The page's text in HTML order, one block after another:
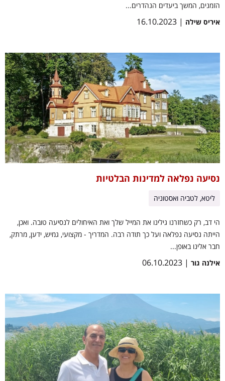
הזמנים, המשך ביעדים הנהדרים...
איריס שילה | 16.10.2023
נסיעה נפלאה למדינות הבלטיות
ליטא, לטביה ואסטוניה
הי דב, רק כשחזרנו גילינו את המייל שלך ואת האיחולים לנסיעה טובה. ואכן,
הייתה נסיעה נפלאה ועל כך תודה רבה. המדריך - מקצועי, גמיש, ידען, מרתק,
חבר אלינו באופן...
אילנה גור | 06.10.2023